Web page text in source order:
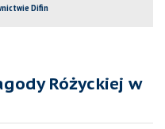
Difin
Różyckiej w